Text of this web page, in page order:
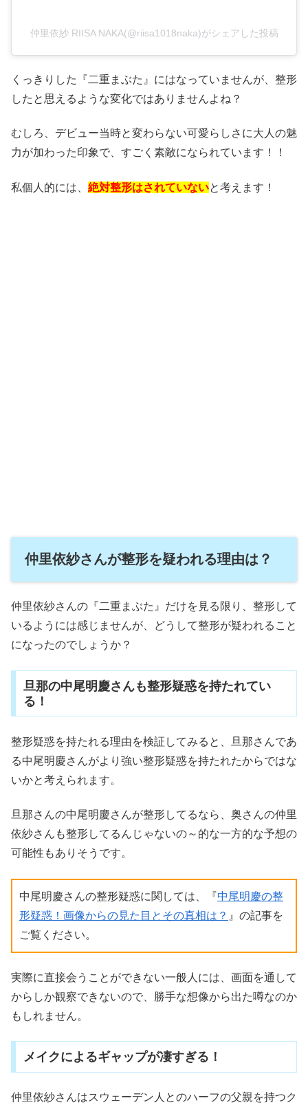
仲里依紗 RIISA NAKA(@riisa1018naka)がシェアした投稿
くっきりした『二重まぶた』にはなっていませんが、整形
したと思えるような変化ではありませんよね？
むしろ、デビュー当時と変わらない可愛らしさに大人の魅
力が加わった印象で、すごく素敵になられています！！
私個人的には、 絶対整形はされていないと考えます！
仲里依紗さんが整形を疑われる理由は？
仲里依紗さんの『二重まぶた』だけを見る限り、整形して
いるようには感じませんが、どうして整形が疑われること
になったのでしょうか？
旦那の中尾明慶さんも整形疑惑を持たれてい
る！
整形疑惑を持たれる理由を検証してみると、旦那さんであ
る中尾明慶さんがより強い整形疑惑を持たれたからではな
いかと考えられます。
旦那さんの中尾明慶さんが整形してるなら、奥さんの仲里
依紗さんも整形してるんじゃないの～的な一方的な予想の
可能性もありそうです。
中尾明慶さんの整形疑惑に関しては、『中尾明慶の整
形疑惑！画像からの見た目とその真相は？ 』の記事を
ご覧ください。
実際に直接会うことができない一般人には、画面を通して
からしか観察できないので、勝手な想像から出た噂なのか
もしれません。
メイクによるギャップが凄すぎる！
仲里依紗さんはスウェーデン人とのハーフの父親を持つク